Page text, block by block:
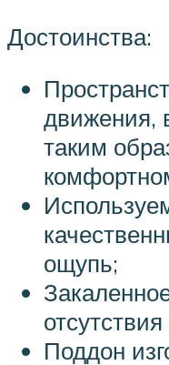
Достоинства:
движения,
таким
ощупь;
Поддон